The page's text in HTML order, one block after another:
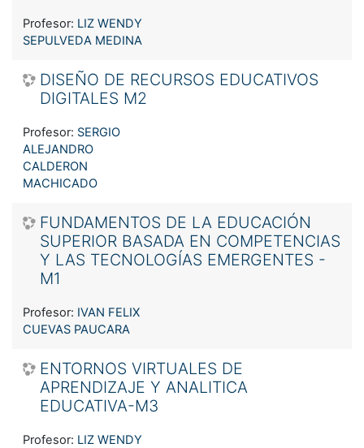
Profesor: LIZ WENDY
SEPULVEDA MEDINA
DISEÑO DE RECURSOS EDUCATIVOS
DIGITALES M2
Profesor: SERGIO
ALEJANDRO
CALDERON
MACHICADO
FUNDAMENTOS DE LA EDUCACIÓN
SUPERIOR BASADA EN COMPETENCIAS
Y LAS TECNOLOGÍAS EMERGENTES -
M1
Profesor: IVAN FELIX
CUEVAS PAUCARA
ENTORNOS VIRTUALES DE
APRENDIZAJE Y ANALITICA
EDUCATIVA-M3
Profesor: LIZ WENDY